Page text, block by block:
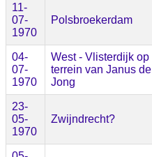
11-
07-
1970
Polsbroekerdam
04-
07-
1970
West - Vlisterdijk op
terrein van Janus de
Jong
23-
05-
1970
Zwijndrecht?